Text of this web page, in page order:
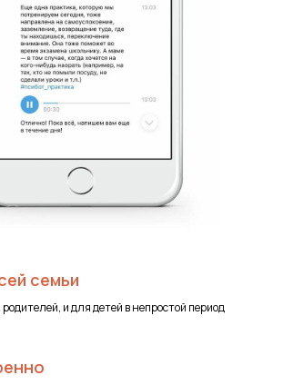
семьи
родителей, и для детей в непростой период